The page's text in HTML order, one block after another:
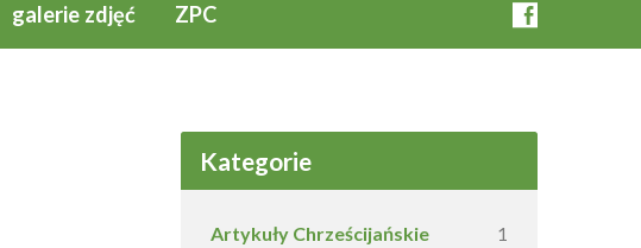
galerie zdjęć ZPC
Kategorie
Artykuły Chrześcijańskie 1